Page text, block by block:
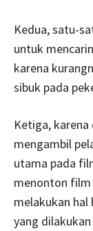
Kedua, satu-
untuk
karena
sibuk pada
Ketiga,
mengambil
utama pada
menonton
melakukan hal
yang